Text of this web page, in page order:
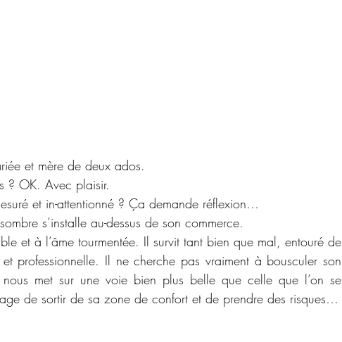
et mère de deux ados.
? OK. Avec plaisir.
et in-attentionné ? Ça demande réflexion…
s’installe au-dessus de son commerce.
et à l’âme tourmentée. Il survit tant bien que mal, entouré de
professionnelle. Il ne cherche pas vraiment à bousculer son
met sur une voie bien plus belle que celle que l’on se
de sortir de sa zone de confort et de prendre des risques…